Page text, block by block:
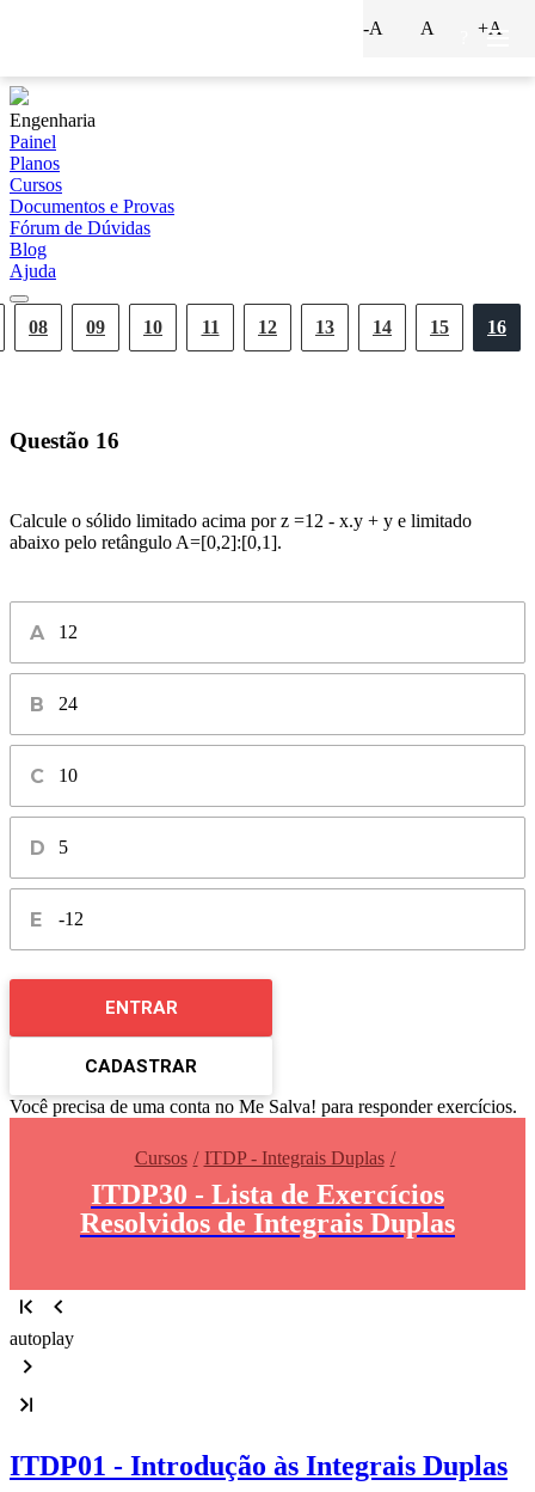
Engenharia
Painel
Planos
Cursos
Documentos e Provas
Fórum de Dúvidas
Blog
Ajuda
08 09 10 11 12 13 14 15 16
-A A +A
Questão 16
Calcule o sólido limitado acima por z =12 - x.y + y e limitado
abaixo pelo retângulo A=[0,2]:[0,1].
12
24
10
5
-12
ENTRAR
CADASTRAR
Você precisa de uma conta no Me Salva! para responder exercícios.
Cursos ITDP - Integrais Duplas
ITDP30 - Lista de Exercícios
Resolvidos de Integrais Duplas
autoplay
ITDP01 - Introdução às Integrais Duplas